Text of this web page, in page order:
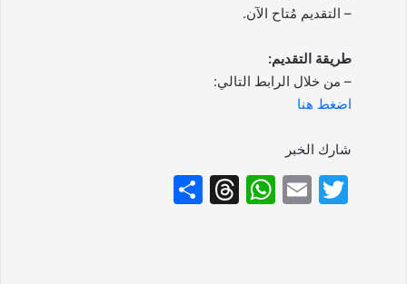
– التقديم مُتاح الآن.
طريقة التقديم:
– من خلال الرابط التالي:
اضغط هنا
شارك الخبر
T
E
W
T